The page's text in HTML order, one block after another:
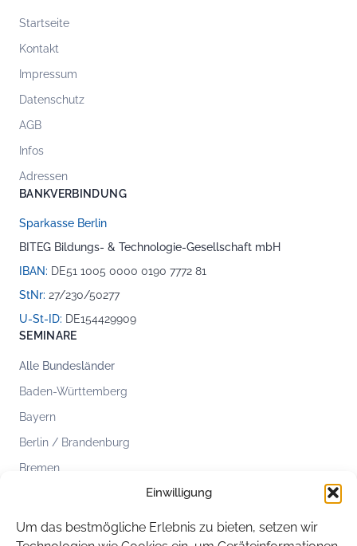
Einwilligung
Um das bestmögliche Erlebnis zu bieten, setzen wir
Startseite
Kontakt
Impressum
Datenschutz
AGB
Infos
Adressen
BANKVERBINDUNG
Sparkasse Berlin
BITEG Bildungs- & Technologie-Gesellschaft mbH
IBAN: DE51 1005 0000 0190 7772 81
StNr: 27/230/50277
U-St-ID: DE154429909
SEMINARE
Alle Bundesländer
Baden-Württemberg
Bayern
Berlin / Brandenburg
Bremen